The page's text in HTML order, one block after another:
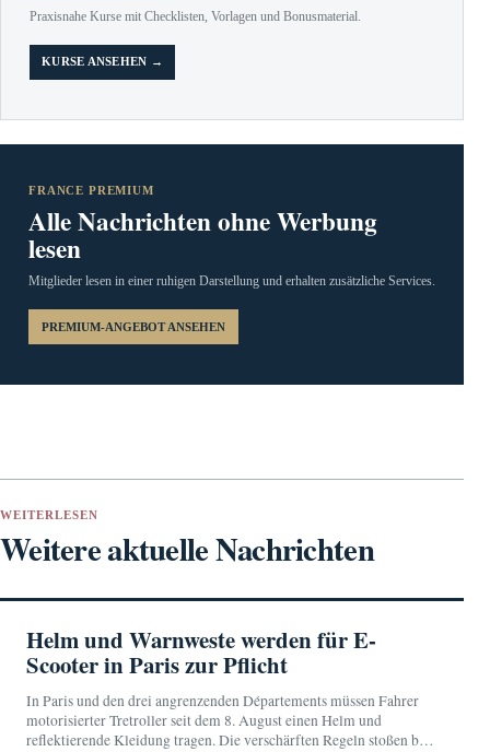
Praxisnahe Kurse mit Checklisten, Vorlagen und Bonusmaterial.
KURSE ANSEHEN →
FRANCE PREMIUM
Alle Nachrichten ohne Werbung
lesen
Mitglieder lesen in einer ruhigen Darstellung und erhalten zusätzliche Services.
PREMIUM-ANGEBOT ANSEHEN
WEITERLESEN
Weitere aktuelle Nachrichten
Helm und Warnweste werden für E-
Scooter in Paris zur Pflicht
In Paris und den drei angrenzenden Départements müssen Fahrer
motorisierter Tretroller seit dem 8. August einen Helm und
reflektierende Kleidung tragen. Die verschärften Regeln stoßen bei